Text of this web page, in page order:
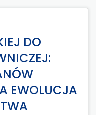
DO
EWOLUCJA